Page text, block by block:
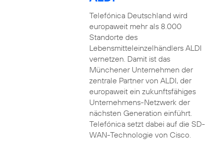
Telefónica Deutschland wird
europaweit mehr als 8.000
Standorte des
Lebensmitteleinzelhändlers ALDI
vernetzen. Damit ist das
Münchener Unternehmen der
zentrale Partner von ALDI, der
europaweit ein zukunftsfähiges
Unternehmens-Netzwerk der
nächsten Generation einführt.
Telefónica setzt dabei auf die SD-
WAN-Technologie von Cisco.